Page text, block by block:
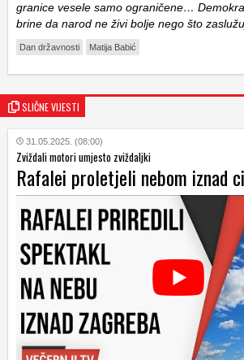
granice vesele samo ograničene…
brine da narod ne živi bolje nego što
Dan državnosti Matija Babić
SLIČNE VIJESTI
31.05.2025. (08:00)
Zviždali motori umjesto zviždaljki
Rafalei proletjeli nebom iznad